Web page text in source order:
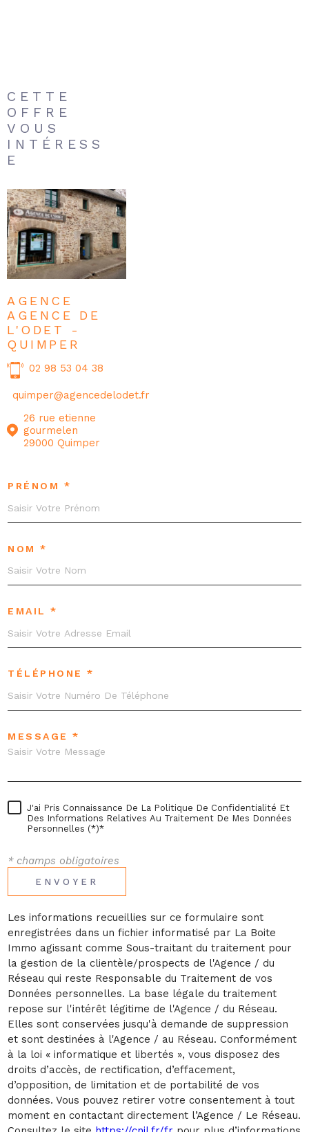
CETTE
OFFRE
VOUS
INTÉRESS
E
AGENCE
AGENCE DE
L'ODET -
QUIMPER
02 98 53 04 38
quimper@agencedelodet.fr
26 rue etienne
gourmelen
29000 Quimper
PRÉNOM *
NOM *
EMAIL *
TÉLÉPHONE *
MESSAGE *
J'ai Pris Connaissance De La Politique De Confidentialité Et
Des Informations Relatives Au Traitement De Mes Données
Personnelles (*)*
* champs obligatoires
ENVOYER
Les informations recueillies sur ce formulaire sont
enregistrées dans un fichier informatisé par La Boite
Immo agissant comme Sous-traitant du traitement pour
la gestion de la clientèle/prospects de l'Agence / du
Réseau qui reste Responsable du Traitement de vos
Données personnelles. La base légale du traitement
repose sur l'intérêt légitime de l'Agence / du Réseau.
Elles sont conservées jusqu'à demande de suppression
et sont destinées à l'Agence / au Réseau. Conformément
à la loi « informatique et libertés », vous disposez des
droits d’accès, de rectification, d’effacement,
d’opposition, de limitation et de portabilité de vos
données. Vous pouvez retirer votre consentement à tout
moment en contactant directement l’Agence / Le Réseau.